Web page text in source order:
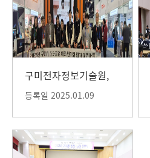
구미전자정보기술원,
등록일 2025.01.09